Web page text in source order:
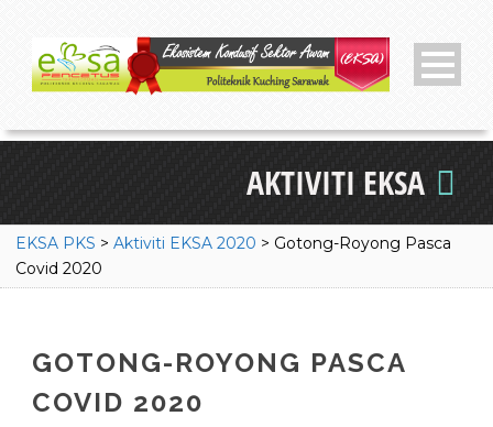
AKTIVITI EKSA
EKSA PKS > Aktiviti EKSA 2020 > Gotong-Royong Pasca
Covid 2020
GOTONG-ROYONG PASCA
COVID 2020